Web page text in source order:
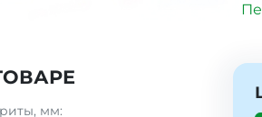
мм: